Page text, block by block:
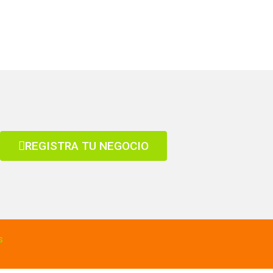
REGISTRA TU NEGOCIO